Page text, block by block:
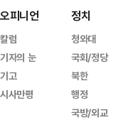
오피니언
칼럼
기자의 눈
기고
시사만평
정치
청와대
국회/정당
북한
행정
국방/외교